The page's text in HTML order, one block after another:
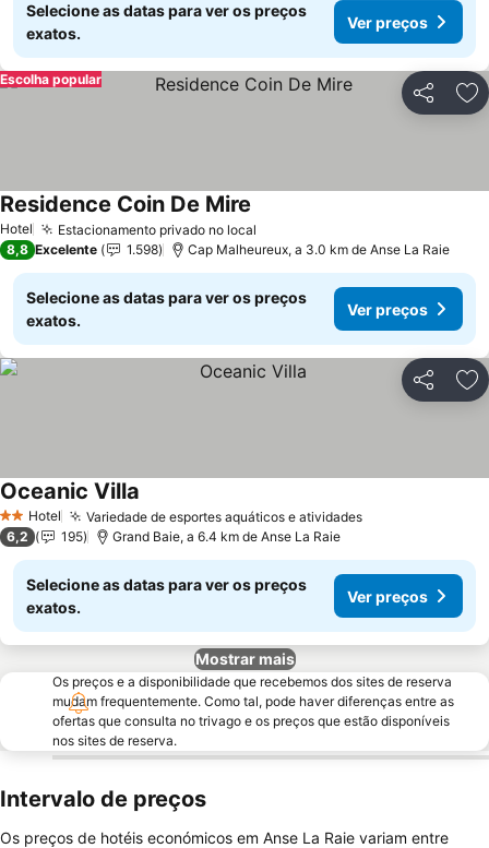
Selecione as datas para ver os preços
exatos.
Ver preços
Partilhar
Escolha popular
Hotel Estacionamento privado no local
Residence Coin De Mire
8,8 Excelente 1.598 Cap Malheureux, a 3.0 km de Anse La Raie
Selecione as datas para ver os preços
exatos.
Ver preços
Partilhar
2 Estrelas
Hotel Variedade de esportes aquáticos e atividadesVer preços
Oceanic Villa
6,2 195 Grand Baie, a 6.4 km de Anse La Raie
Selecione as datas para ver os preços
exatos.
Ver preços
Mostrar mais
Os preços e a disponibilidade que recebemos dos sites de reserva
mudam frequentemente. Como tal, pode haver diferenças entre as
ofertas que consulta no trivago e os preços que estão disponíveis
nos sites de reserva.
Intervalo de preços
Os preços de hotéis económicos em Anse La Raie variam entre